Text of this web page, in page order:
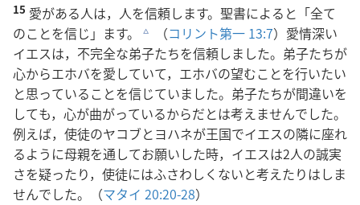
15 愛がある人は，人を信頼します。聖書によると「全て
のことを信じ」ます。
c （コリント第一 13:7）愛情深い
イエスは，不完全な弟子たちを信頼しました。弟子たちが
心からエホバを愛していて，エホバの望むことを行いたい
と思っていることを信じていました。弟子たちが間違いを
しても，心が曲がっているからだとは考えませんでした。
例えば，使徒のヤコブとヨハネが王国でイエスの隣に座れ
るように母親を通してお願いした時，イエスは2人の誠実
さを疑ったり，使徒にはふさわしくないと考えたりはしま
せんでした。（マタイ 20:20-28）